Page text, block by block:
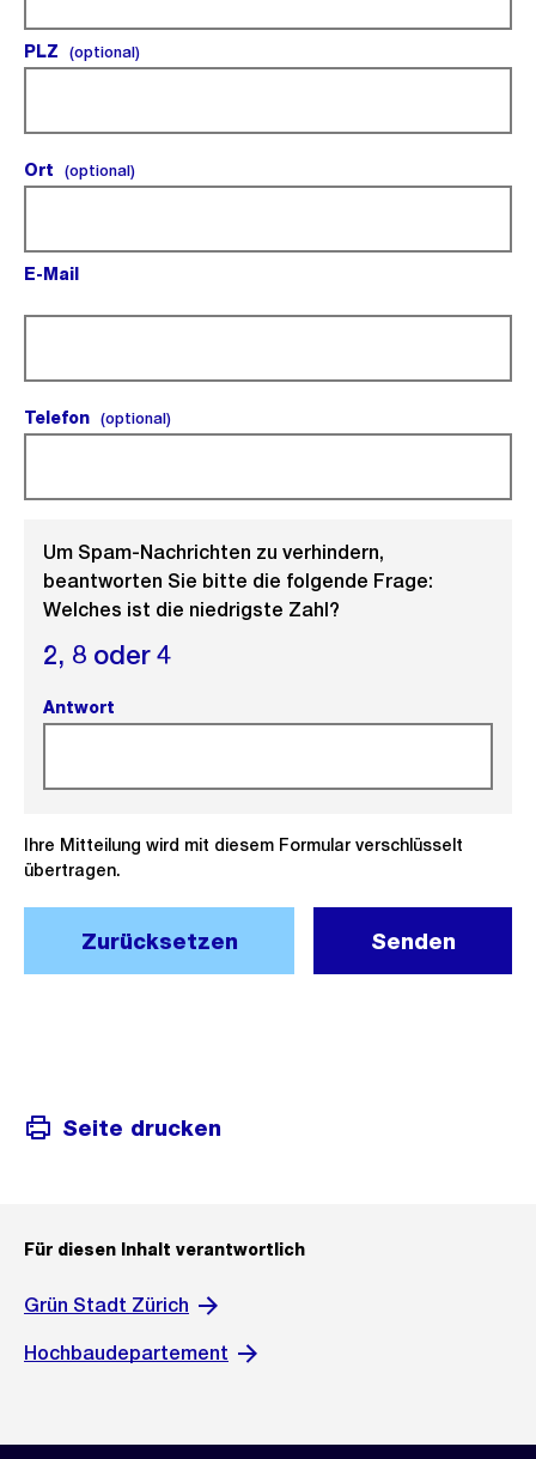
PLZ (optional)(optional).
Ort (optional)(optional).
E-Mail
Telefon (optional)(optional).
Um Spam-Nachrichten zu verhindern,
beantworten Sie bitte die folgende Frage:
Welches ist die niedrigste Zahl?
2, 8 oder4
Antwort
Ihre Mitteilung wird mit diesem Formular verschlüsselt
übertragen.
Zurücksetzen Senden
Seite drucken
Für diesen Inhalt verantwortlich
Grün Stadt Zürich
Hochbaudepartement